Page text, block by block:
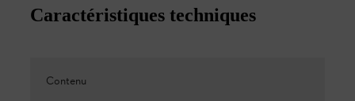
Caractéristiques techniques
Contenu